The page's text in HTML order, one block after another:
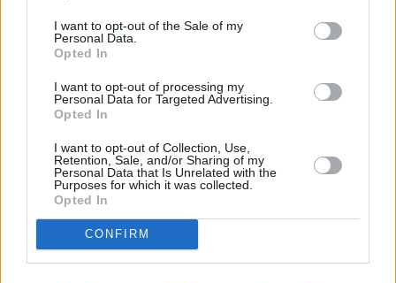
I want to opt-out of the Sale of my
Personal Data.
Opted In
I want to opt-out of processing my
Personal Data for Targeted Advertising.
Opted In
I want to opt-out of Collection, Use,
Retention, Sale, and/or Sharing of my
Personal Data that Is Unrelated with the
Purposes for which it was collected.
Opted In
CONFIRM